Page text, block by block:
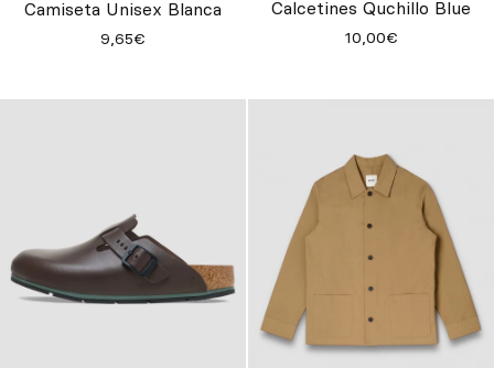
Camiseta Unisex Blanca
9,65€
Calcetines Quchillo Blue
10,00€